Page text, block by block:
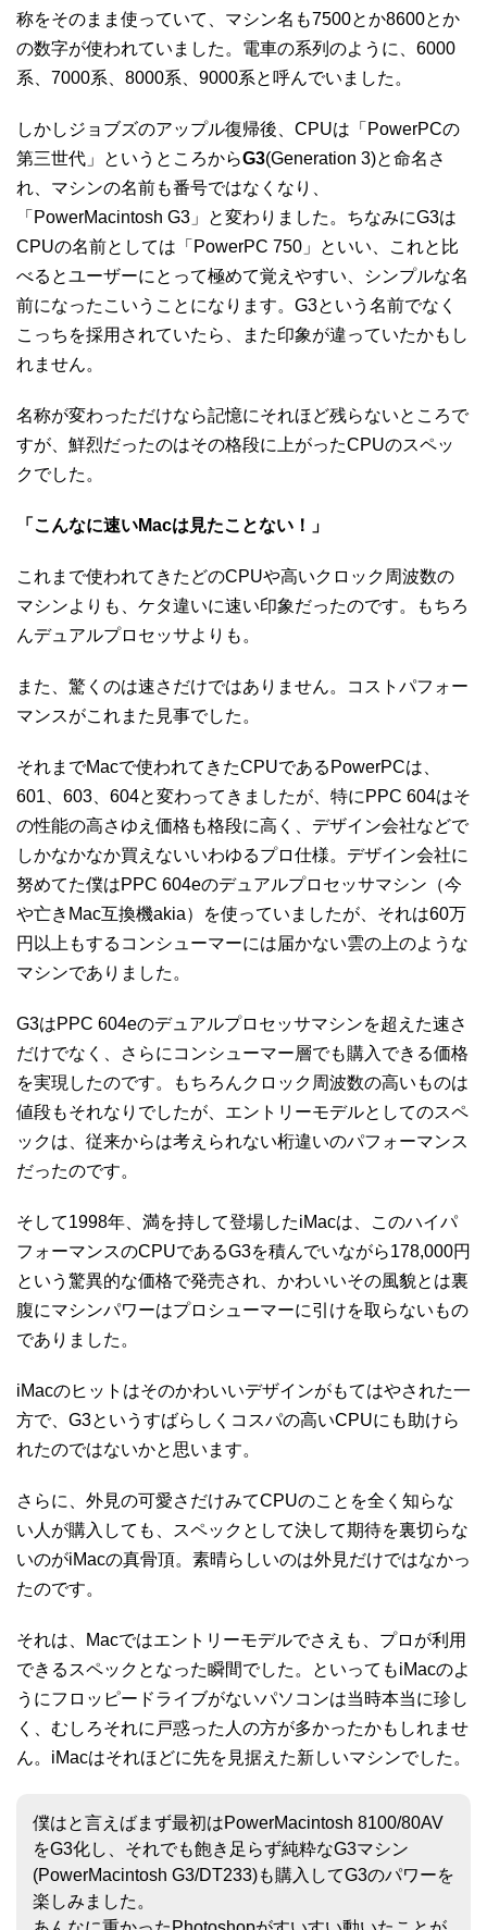
称をそのまま使っていて、マシン名も7500とか8600とか
の数字が使われていました。電車の系列のように、6000
系、7000系、8000系、9000系と呼んでいました。
しかしジョブズのアップル復帰後、CPUは「PowerPCの
第三世代」というところからG3(Generation 3)と命名さ
れ、マシンの名前も番号ではなくなり、
「PowerMacintosh G3」と変わりました。ちなみにG3は
CPUの名前としては「PowerPC 750」といい、これと比
べるとユーザーにとって極めて覚えやすい、シンプルな名
前になったこいうことになります。G3という名前でなく
こっちを採用されていたら、また印象が違っていたかもし
れません。
名称が変わっただけなら記憶にそれほど残らないところで
すが、鮮烈だったのはその格段に上がったCPUのスペッ
クでした。
「こんなに速いMacは見たことない！」
これまで使われてきたどのCPUや高いクロック周波数の
マシンよりも、ケタ違いに速い印象だったのです。もちろ
んデュアルプロセッサよりも。
また、驚くのは速さだけではありません。コストパフォー
マンスがこれまた見事でした。
それまでMacで使われてきたCPUであるPowerPCは、
601、603、604と変わってきましたが、特にPPC 604はそ
の性能の高さゆえ価格も格段に高く、デザイン会社などで
しかなかなか買えないいわゆるプロ仕様。デザイン会社に
努めてた僕はPPC 604eのデュアルプロセッサマシン（今
や亡きMac互換機akia）を使っていましたが、それは60万
円以上もするコンシューマーには届かない雲の上のような
マシンでありました。
G3はPPC 604eのデュアルプロセッサマシンを超えた速さ
だけでなく、さらにコンシューマー層でも購入できる価格
を実現したのです。もちろんクロック周波数の高いものは
値段もそれなりでしたが、エントリーモデルとしてのスペ
ックは、従来からは考えられない桁違いのパフォーマンス
だったのです。
そして1998年、満を持して登場したiMacは、このハイパ
フォーマンスのCPUであるG3を積んでいながら178,000円
という驚異的な価格で発売され、かわいいその風貌とは裏
腹にマシンパワーはプロシューマーに引けを取らないもの
でありました。
iMacのヒットはそのかわいいデザインがもてはやされた一
方で、G3というすばらしくコスパの高いCPUにも助けら
れたのではないかと思います。
さらに、外見の可愛さだけみてCPUのことを全く知らな
い人が購入しても、スペックとして決して期待を裏切らな
いのがiMacの真骨頂。素晴らしいのは外見だけではなかっ
たのです。
それは、Macではエントリーモデルでさえも、プロが利用
できるスペックとなった瞬間でした。といってもiMacのよ
うにフロッピードライブがないパソコンは当時本当に珍し
く、むしろそれに戸惑った人の方が多かったかもしれませ
ん。iMacはそれほどに先を見据えた新しいマシンでした。
僕はと言えばまず最初はPowerMacintosh 8100/80AV
をG3化し、それでも飽き足らず純粋なG3マシン
(PowerMacintosh G3/DT233)も購入してG3のパワーを
楽しみました。